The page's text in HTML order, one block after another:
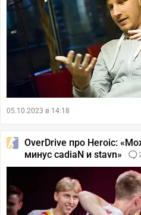
05.10.2023 в 14:18
OverDrive про Heroic:
минус cadiaN и stavn»